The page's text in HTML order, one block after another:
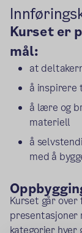
Kurset er
mål:
at
å inspirere
å lære og
materiell
å
med å
Kurset går
presentasjoner
kategorier hver